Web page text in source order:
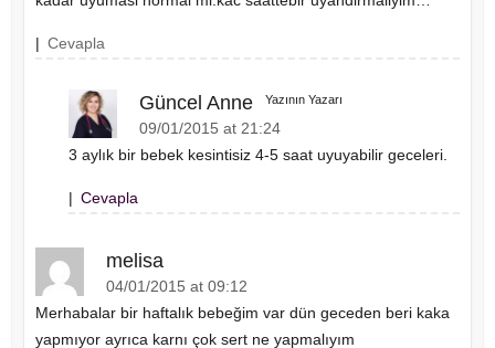
| Cevapla
Güncel Anne Yazının Yazarı
09/01/2015 at 21:24
3 aylık bir bebek kesintisiz 4-5 saat uyuyabilir geceleri.
| Cevapla
melisa
04/01/2015 at 09:12
Merhabalar bir haftalık bebeğim var dün geceden beri kaka
yapmıyor ayrıca karnı çok sert ne yapmalıyım